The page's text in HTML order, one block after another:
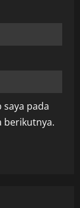
pada
berikutnya.